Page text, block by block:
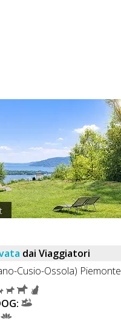
dai Viaggiatori
Cusio-Ossola) Piemonte